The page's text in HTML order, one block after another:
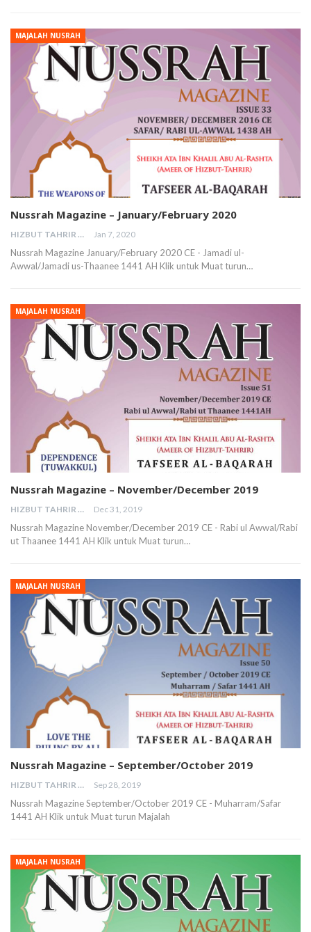
MAJALAH NUSRAH
Nussrah Magazine – January/February 2020
HIZBUT TAHRIR MALAYSIA Jan 7, 2020
Nussrah Magazine January/February 2020 CE - Jamadi ul-
Awwal/Jamadi us-Thaanee 1441 AH Klik untuk Muat turun…
MAJALAH NUSRAH
Nussrah Magazine – November/December 2019
HIZBUT TAHRIR MALAYSIA Dec 31, 2019
Nussrah Magazine November/December 2019 CE - Rabi ul Awwal/Rabi
ut Thaanee 1441 AH Klik untuk Muat turun…
MAJALAH NUSRAH
Nussrah Magazine – September/October 2019
HIZBUT TAHRIR MALAYSIA Sep 28, 2019
Nussrah Magazine September/October 2019 CE - Muharram/Safar
1441 AH Klik untuk Muat turun Majalah
MAJALAH NUSRAH